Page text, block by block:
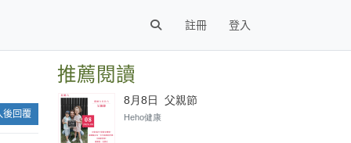
註冊 登入
後回覆
推薦閱讀